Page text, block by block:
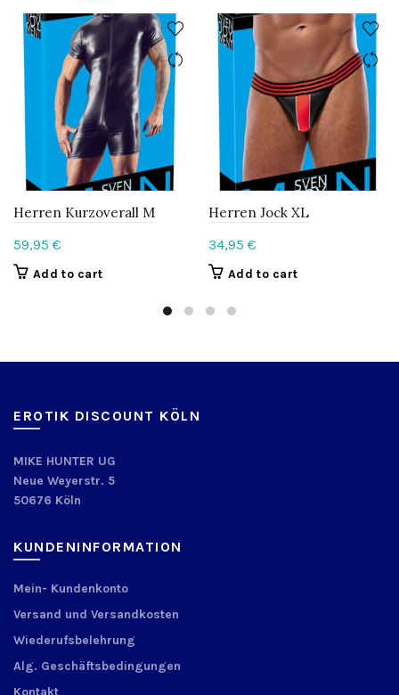
Herren Kurzoverall M
59,95 €
Add to cart
Herren Jock XL
34,95 €
Add to cart
EROTIK DISCOUNT KÖLN
MIKE HUNTER UG
Neue Weyerstr. 5
50676 Köln
KUNDENINFORMATION
Mein- Kundenkonto
Versand und Versandkosten
Wiederufsbelehrung
Alg. Geschäftsbedingungen
Kontakt